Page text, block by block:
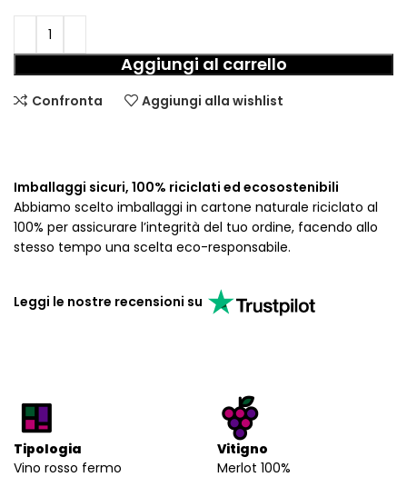
Aggiungi al carrello
Confronta Aggiungi alla wishlist
Imballaggi sicuri, 100% riciclati ed ecosostenibili
Abbiamo scelto imballaggi in cartone naturale riciclato al
100% per assicurare l’integrità del tuo ordine, facendo allo
stesso tempo una scelta eco-responsabile.
Leggi le nostre recensioni su
Tipologia
Vino rosso fermo
Vitigno
Merlot 100%